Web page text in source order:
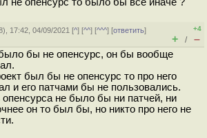
), 17:42, 04/09/2021 [^] [^^] [^^^] [ответить]
+4
+ / –
бы не опенсурс, он бы вообще
был бы не опенсурс то про него
и его патчами бы не пользовались.
опенсурса не было бы ни патчей, ни
он то был бы, но никто про него не